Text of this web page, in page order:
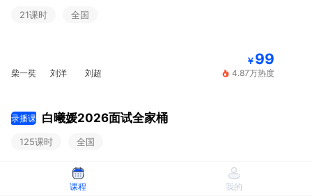
21课时
全国
柴一奘 刘洋 刘超
￥99
4.87万热度
录播课 白曦媛2026面试全家桶
125课时 全国
￥
课程 我的